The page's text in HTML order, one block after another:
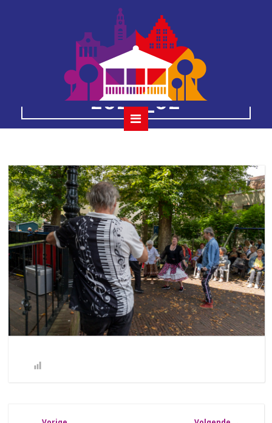
the-wanderers-
27-augustus-
2023_02